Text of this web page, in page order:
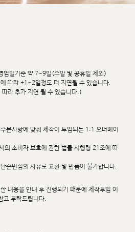
업일기준 약 7~9일(주말 및 공휴일 제외)
따라 +1~2일정도 더 지연될 수 있습니다.
라 추가 지연 될 수 있습니다.)
문사항에 맞춰 제작이 투입되는 1:1 오더메이
의 소비자 보호에 관한 법률 시행령 21조에 따
순변심의 사유로 교환 및 반품이 불가합니다.
내용을 안내 후 진행되기 때문에 제작투입 이
고 부탁드립니다.